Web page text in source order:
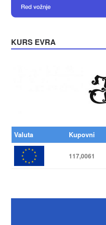
KURS EVRA
Valuta Kupovni
117,0061